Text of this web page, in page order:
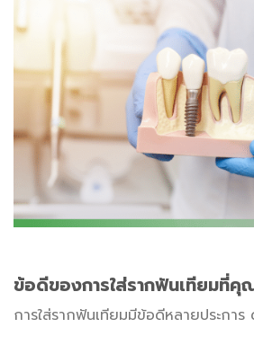
ข้อดีของการใส่รากฟันเทียมที่คุ
การใส่รากฟันเทียมมีข้อดีหลายประการ